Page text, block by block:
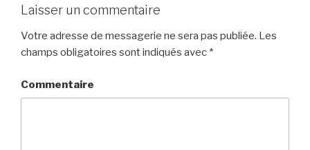
Laisser un commentaire
Votre adresse de messagerie ne sera pas publiée. Les
champs obligatoires sont indiqués avec *
Commentaire